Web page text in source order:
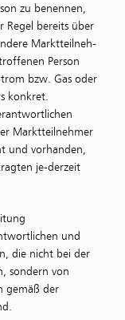
zu benennen,
Regel bereits über
Marktteilneh-
Person
bzw. Gas oder
konkret.
Marktteilnehmer
und vorhanden,
je-derzeit
und
die nicht bei der
sondern von
gemäß der